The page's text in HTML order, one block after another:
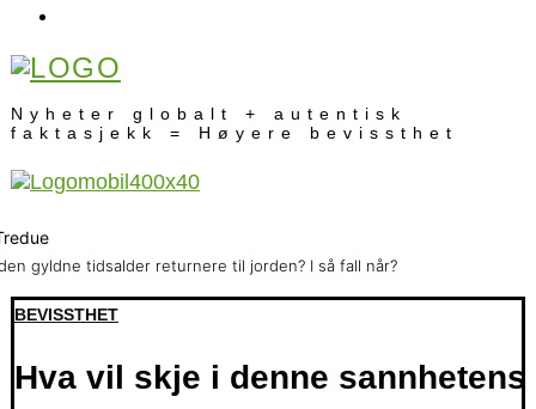
Nyheter globalt + autentisk
faktasjekk = Høyere bevissthet
gyldne tidsalder returnere til jorden? I så fall når?
BEVISSTHET
Hva vil skje i denne